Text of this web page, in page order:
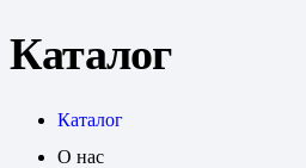
Каталог
Каталог
О нас